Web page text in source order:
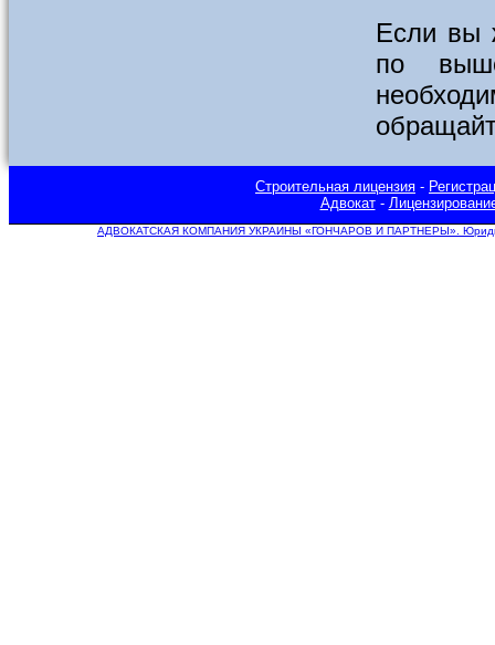
Если вы
по
Строительная лицензия -
Адвокат-
АДВОКАТСКАЯ КОМПАНИЯ УКРАИНЫ «ГОНЧАРОВ И ПАРТНЕРЫ».